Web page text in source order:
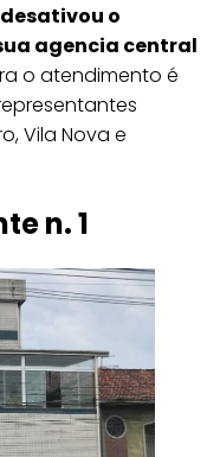
desativou o
agencia central
o atendimento é
Vila Nova e
n. 1